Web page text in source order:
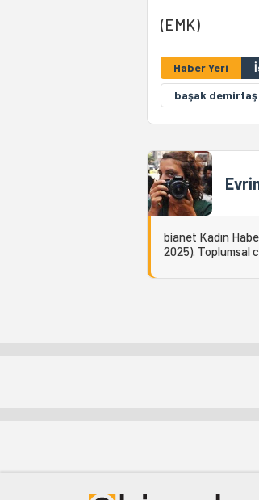
(EMK)
Haber Yeri
başak demirtaş
bianet Kadın
2025). Toplumsal